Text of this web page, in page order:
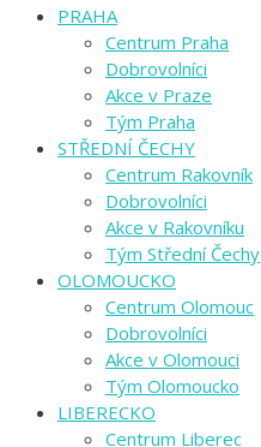
PRAHA
Centrum Praha
Dobrovolníci
Akce v Praze
Tým Praha
STŘEDNÍ ČECHY
Centrum Rakovník
Dobrovolníci
Akce v Rakovníku
Tým Střední Čechy
OLOMOUCKO
Centrum Olomouc
Dobrovolníci
Akce v Olomouci
Tým Olomoucko
LIBERECKO
Centrum Liberec